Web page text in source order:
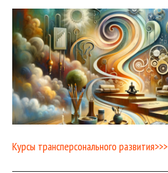
Курсы трансперсонального развития>>>